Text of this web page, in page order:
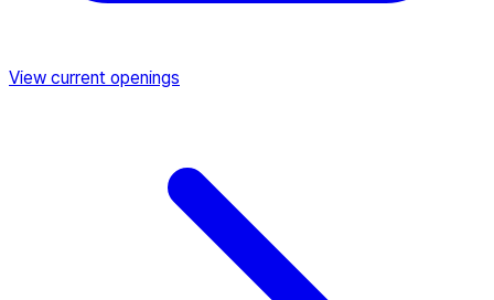
View current openings